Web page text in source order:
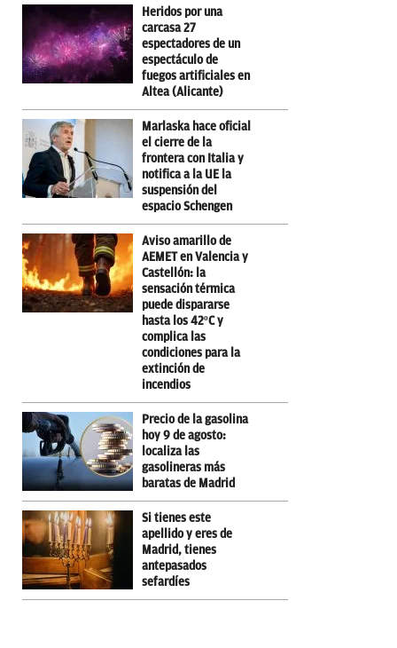
Heridos por una
carcasa 27
espectadores de un
espectáculo de
fuegos artificiales en
Altea (Alicante)
Marlaska hace oficial
el cierre de la
frontera con Italia y
notifica a la UE la
suspensión del
espacio Schengen
Aviso amarillo de
AEMET en Valencia y
Castellón: la
sensación térmica
puede dispararse
hasta los 42ºC y
complica las
condiciones para la
extinción de
incendios
Precio de la gasolina
hoy 9 de agosto:
localiza las
gasolineras más
baratas de Madrid
Si tienes este
apellido y eres de
Madrid, tienes
antepasados
sefardíes